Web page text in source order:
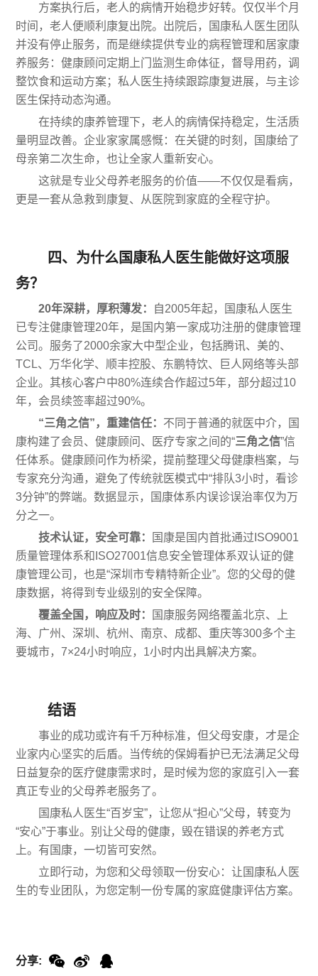
方案执行后，老人的病情开始稳步好转。仅仅半个月
时间，老人便顺利康复出院。出院后，国康私人医生团队
并没有停止服务，而是继续提供专业的病程管理和居家康
养服务：健康顾问定期上门监测生命体征，督导用药，调
整饮食和运动方案；私人医生持续跟踪康复进展，与主诊
医生保持动态沟通。
在持续的康养管理下，老人的病情保持稳定，生活质
量明显改善。企业家家属感慨：在关键的时刻，国康给了
母亲第二次生命，也让全家人重新安心。
这就是专业父母养老服务的价值——不仅仅是看病，
更是一套从急救到康复、从医院到家庭的全程守护。
四、为什么国康私人医生能做好这项服
务？
20年深耕，厚积薄发： 自2005年起，国康私人医生
已专注健康管理20年，是国内第一家成功注册的健康管理
公司。服务了2000余家大中型企业，包括腾讯、美的、
TCL、万华化学、顺丰控股、东鹏特饮、巨人网络等头部
企业。其核心客户中80%连续合作超过5年，部分超过10
年，会员续签率超过90%。
“三角之信”，重建信任： 不同于普通的就医中介，国
康构建了会员、健康顾问、医疗专家之间的“三角之信”信
任体系。健康顾问作为桥梁，提前整理父母健康档案，与
专家充分沟通，避免了传统就医模式中“排队3小时，看诊
3分钟”的弊端。数据显示，国康体系内误诊误治率仅为万
分之一。
技术认证，安全可靠：
国康是国内首批通过ISO9001
质量管理体系和ISO27001信息安全管理体系双认证的健
康管理公司，也是“深圳市专精特新企业”。您的父母的健
康数据，将得到专业级别的安全保障。
覆盖全国，响应及时：
国康服务网络覆盖北京、上
海、广州、深圳、杭州、南京、成都、重庆等300多个主
要城市，7×24小时响应，1小时内出具解决方案。
结语
事业的成功或许有千万种标准，但父母安康，才是企
业家内心坚实的后盾。当传统的保姆看护已无法满足父母
日益复杂的医疗健康需求时，是时候为您的家庭引入一套
真正专业的父母养老服务了。
国康私人医生“百岁宝”，让您从“担心”父母，转变为
“安心”于事业。别让父母的健康，毁在错误的养老方式
上。有国康，一切皆可安然。
立即行动，为您和父母领取一份安心：让国康私人医
生的专业团队，为您定制一份专属的家庭健康评估方案。
分享: